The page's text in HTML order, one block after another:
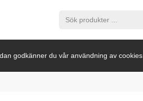
godkänner du vår användning av cookies.